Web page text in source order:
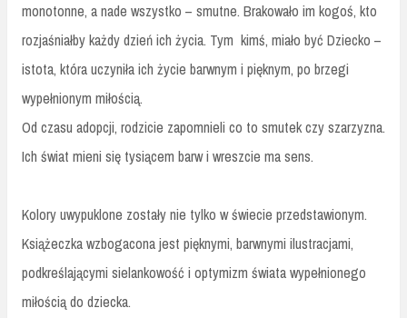
monotonne, a nade wszystko – smutne. Brakowało im kogoś, kto
rozjaśniałby każdy dzień ich życia. Tym kimś, miało być Dziecko –
istota, która uczyniła ich życie barwnym i pięknym, po brzegi
wypełnionym miłością.
Od czasu adopcji, rodzicie zapomnieli co to smutek czy szarzyzna.
Ich świat mieni się tysiącem barw i wreszcie ma sens.
Kolory uwypuklone zostały nie tylko w świecie przedstawionym.
Książeczka wzbogacona jest pięknymi, barwnymi ilustracjami,
podkreślającymi sielankowość i optymizm świata wypełnionego
miłością do dziecka.